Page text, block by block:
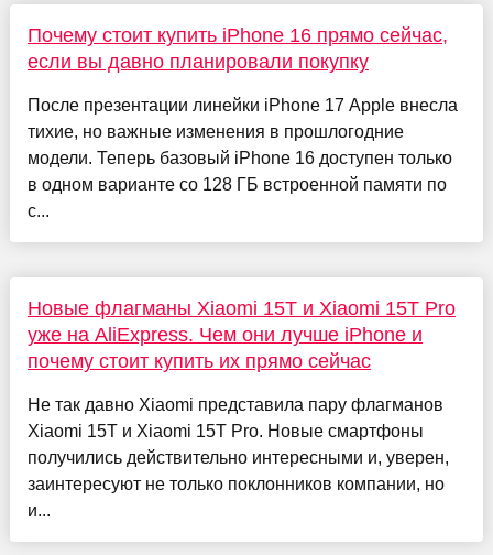
Почему стоит купить iPhone 16 прямо сейчас,
если вы давно планировали покупку
После презентации линейки iPhone 17 Apple внесла
тихие, но важные изменения в прошлогодние
модели. Теперь базовый iPhone 16 доступен только
в одном варианте со 128 ГБ встроенной памяти по
с...
Новые флагманы Xiaomi 15T и Xiaomi 15T Pro
уже на AliExpress. Чем они лучше iPhone и
почему стоит купить их прямо сейчас
Не так давно Xiaomi представила пару флагманов
Xiaomi 15T и Xiaomi 15T Pro. Новые смартфоны
получились действительно интересными и, уверен,
заинтересуют не только поклонников компании, но
и...